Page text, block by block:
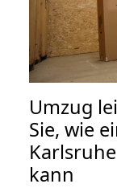
Umzug
Sie, wie
kann